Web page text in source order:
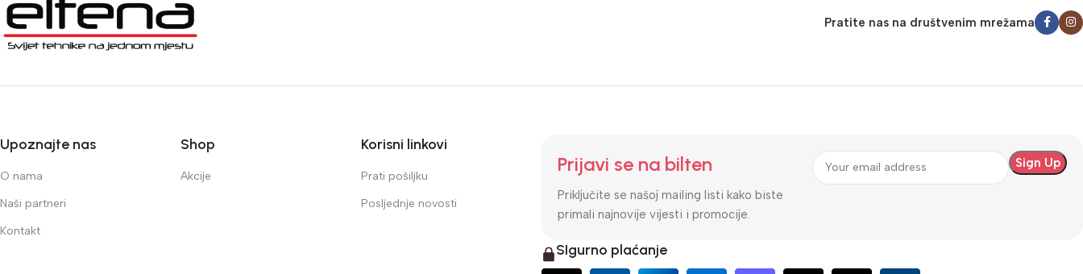
Pratite nas na društvenim mrežama
Upoznajte nas
O nama
Naši partneri
Kontakt
Shop
Akcije
Korisni linkovi
Prati pošiljku
Posljednje novosti
Prijavi se na bilten
Priključite se našoj mailing listi kako biste
primali najnovije vijesti i promocije.
SIgurno plaćanje